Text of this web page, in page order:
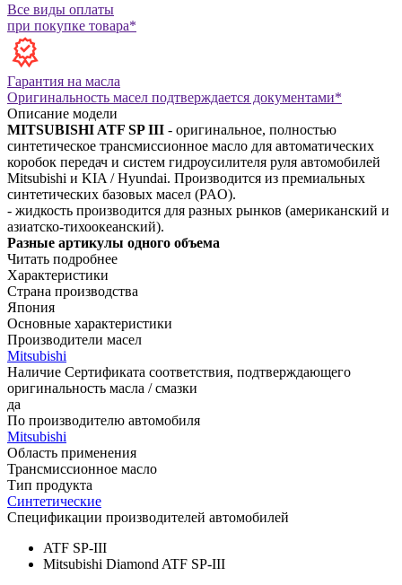
Все виды оплаты
при покупке товара*
Гарантия на масла
Оригинальность масел подтверждается документами*
Описание модели
MITSUBISHI ATF SP III - оригинальное, полностью
синтетическое трансмиссионное масло для автоматических
коробок передач и систем гидроусилителя руля автомобилей
Mitsubishi и KIA / Hyundai. Производится из премиальных
синтетических базовых масел (PAO).
- жидкость производится для разных рынков (американский и
азиатско-тихоокеанский).
Разные артикулы одного объема
Читать подробнее
Характеристики
Страна производства
Япония
Основные характеристики
Производители масел
Mitsubishi
Наличие Сертификата соответствия, подтверждающего
оригинальность масла / смазки
да
По производителю автомобиля
Mitsubishi
Область применения
Трансмиссионное масло
Тип продукта
Синтетические
Спецификации производителей автомобилей
ATF SP-III
Mitsubishi Diamond ATF SP-III